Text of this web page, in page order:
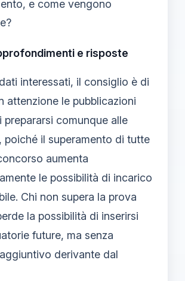
e come vengono
e risposte
interessati, il consiglio è di
attenzione le pubblicazioni
prepararsi comunque alle
poiché il superamento di tutte
aumenta
le possibilità di incarico
Chi non supera la prova
la possibilità di inserirsi
future, ma senza
derivante dal